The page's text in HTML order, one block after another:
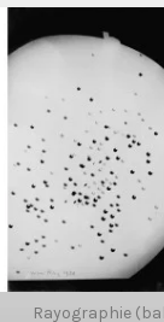
Rayographie